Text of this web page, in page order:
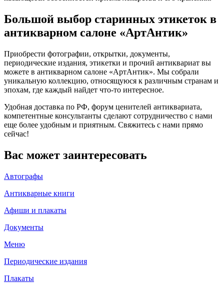
Большой выбор старинных этикеток в
антикварном салоне «АртАнтик»
Приобрести фотографии, открытки, документы,
периодические издания, этикетки и прочий антиквариат вы
можете в антикварном салоне «АртАнтик». Мы собрали
уникальную коллекцию, относящуюся к различным странам и
эпохам, где каждый найдет что-то интересное.
Удобная доставка по РФ, форум ценителей антиквариата,
компетентные консультанты сделают сотрудничество с нами
еще более удобным и приятным. Свяжитесь с нами прямо
сейчас!
Вас может заинтересовать
Автографы
Антикварные книги
Афиши и плакаты
Документы
Меню
Периодические издания
Плакаты